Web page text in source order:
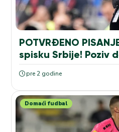
POTVRĐENO
spisku Srbije! Poziv
pre 2 godine
Domaći fudbal